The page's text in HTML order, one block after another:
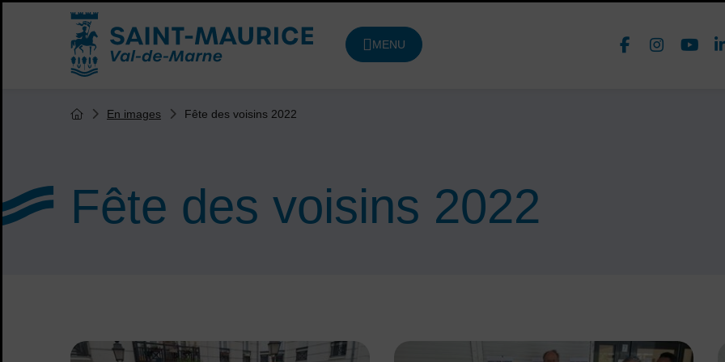
Accueil ville de Saint-Maurice
MENU
DE NAVIGATION PRINCIPALE Nous
Fête des voisins 2022
Vous êtes ici :
Page d'accueil du site
En images Fête des voisins 2022